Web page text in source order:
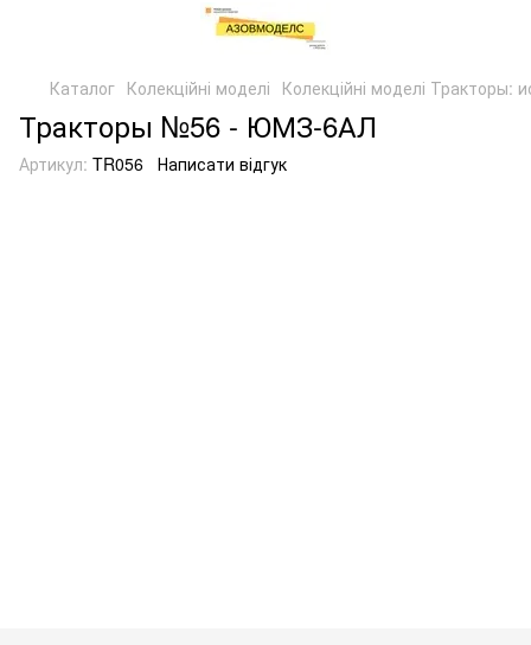
Каталог Колекційні моделі Колекційні моделі
Тракторы №56 - ЮМЗ-6АЛ
Артикул: TR056 Написати відгук